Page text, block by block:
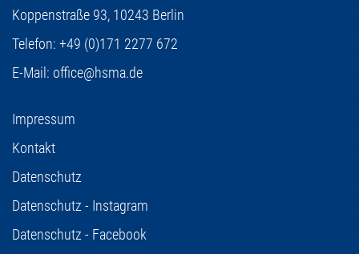
Koppenstraße 93, 10243 Berlin
Telefon: +49 (0)171 2277 672
E-Mail: office@hsma.de
Impressum
Kontakt
Datenschutz
Datenschutz - Instagram
Datenschutz - Facebook